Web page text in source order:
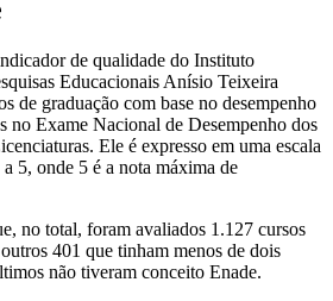
de qualidade do Instituto
Educacionais Anísio Teixeira
de graduação com base no desempenho
no Exame Nacional de Desempenho dos
Ele é expresso em uma escala
5, onde 5 é a nota máxima de
no total, foram avaliados 1.127 cursos
401 que tinham menos de dois
não tiveram conceito Enade.